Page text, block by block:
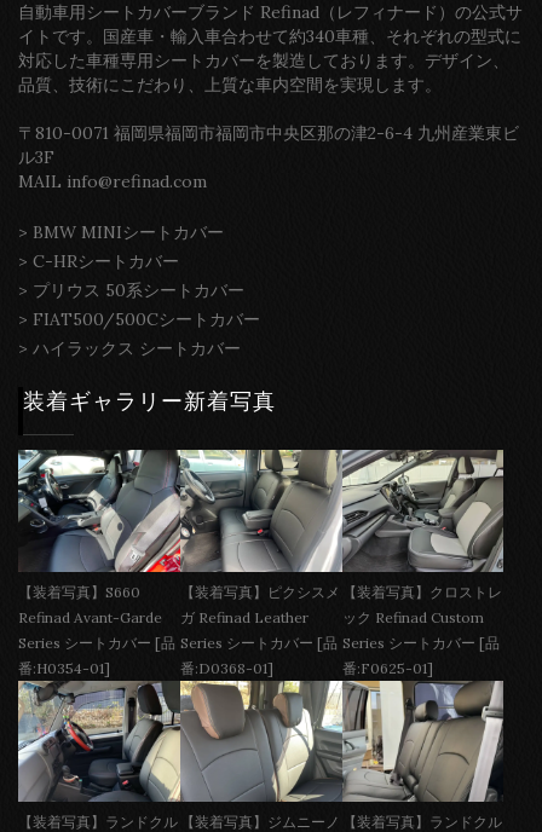
自動車用シートカバーブランド Refinad（レフィナード）の公式サ
イトです。国産車・輸入車合わせて約340車種、それぞれの型式に
対応した車種専用シートカバーを製造しております。デザイン、
品質、技術にこだわり、上質な車内空間を実現します。
〒810-0071 福岡県福岡市福岡市中央区那の津2-6-4 九州産業東ビ
ル3F
MAIL info@refinad.com
> BMW MINIシートカバー
> C-HRシートカバー
> プリウス 50系シートカバー
> FIAT500/500Cシートカバー
> ハイラックス シートカバー
装着ギャラリー新着写真
【装着写真】S660
Refinad Avant-Garde
Series シートカバー [品
番:H0354-01]
【装着写真】ピクシスメ
ガ Refinad Leather
Series シートカバー [品
番:D0368-01]
【装着写真】クロストレ
ック Refinad Custom
Series シートカバー [品
番:F0625-01]
【装着写真】ランドクル
【装着写真】ジムニーノ
【装着写真】ランドクル